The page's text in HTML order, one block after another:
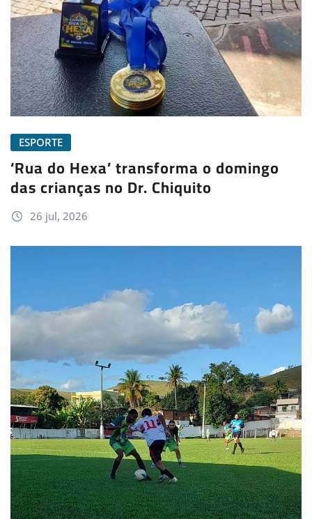
ESPORTE
‘Rua do Hexa’ transforma o domingo
das crianças no Dr. Chiquito
26 jul, 2026